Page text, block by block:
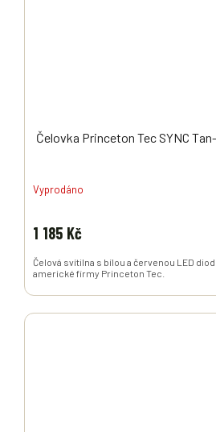
Čelovka Princeton Tec SYNC
Vyprodáno
1 185 Kč
Čelová svítilna s bílou a červenou LED
americké firmy Princeton Tec.